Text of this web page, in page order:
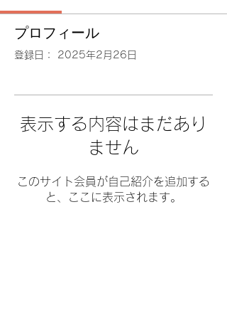
プロフィール
登録日： 2025年2月26日
表示する内容はまだあり
ません
このサイト会員が自己紹介を追加する
と、ここに表示されます。